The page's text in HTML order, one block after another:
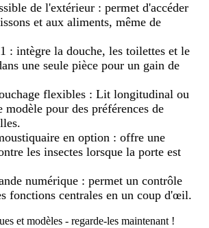
de l'extérieur : permet d'accéder
et aux aliments, même de
: intègre la douche, les toilettes et le
une seule pièce pour un gain de
flexibles : Lit longitudinal ou
modèle pour des préférences de
en option : offre une
les insectes lorsque la porte est
numérique : permet un contrôle
fonctions centrales en un coup d'œil.
et modèles - regarde-les maintenant !